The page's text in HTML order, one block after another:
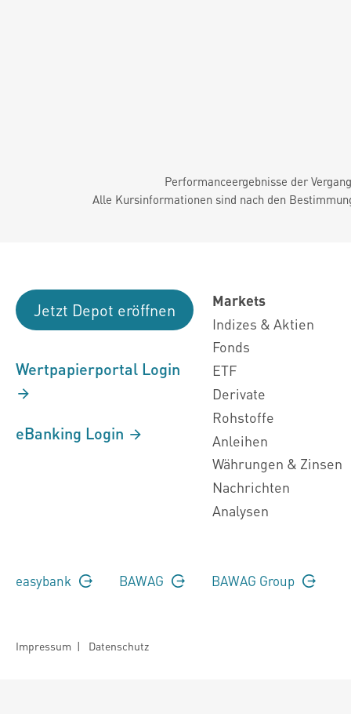
Performanceergebnisse der
Alle Kursinformationen sind nach den
Jetzt Depot eröffnen
Wertpapierportal Login
eBanking Login
Markets
Indizes & Aktien
Fonds
ETF
Derivate
Rohstoffe
Anleihen
Währungen & Zinsen
Nachrichten
Analysen
easybank BAWAG BAWAG Group
Impressum | Datenschutz